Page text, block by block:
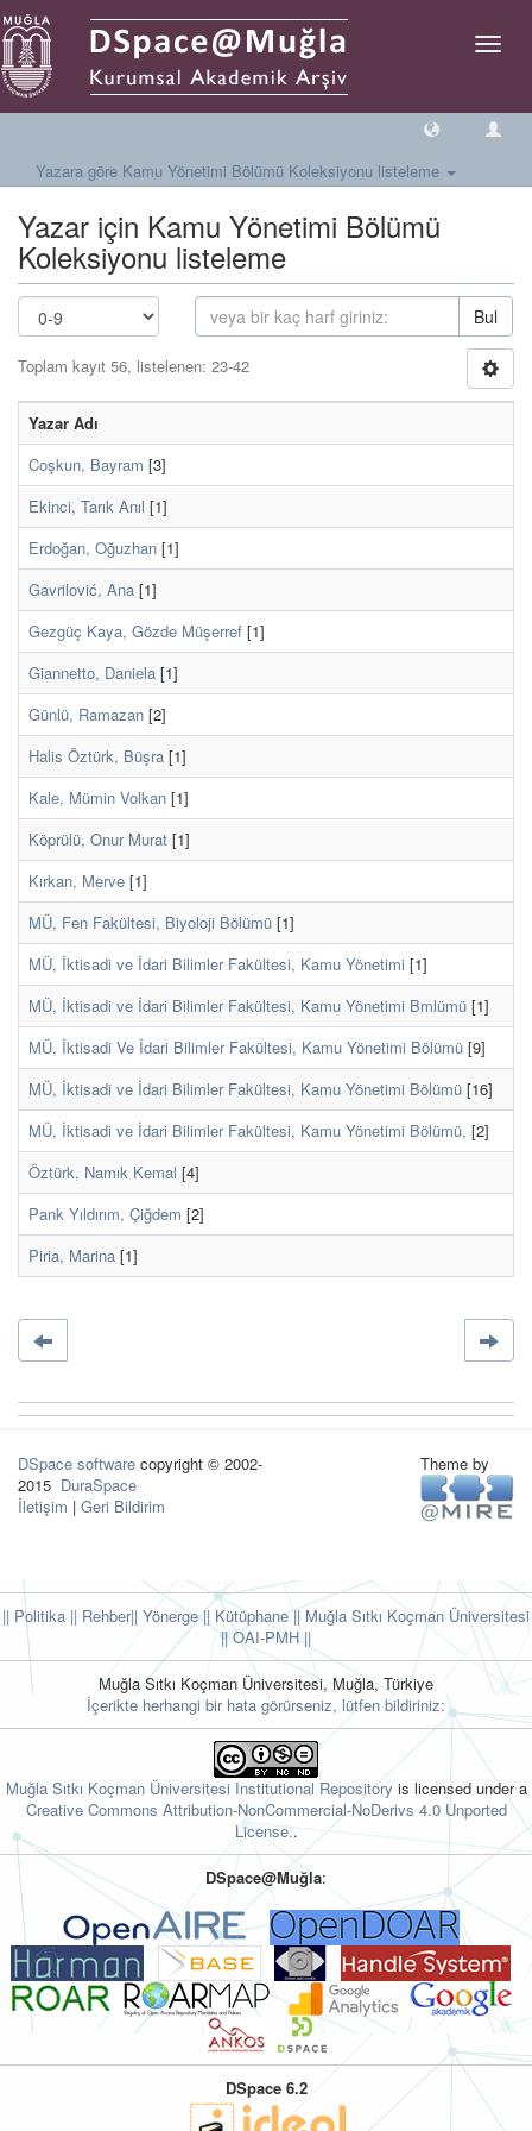
Geçiş
Yazara göre Kamu Yönetimi Bölümü Koleksiyonu listeleme
Yazar için Kamu Yönetimi Bölümü
Koleksiyonu listeleme
Bul
Toplam kayıt 56, listelenen: 23-42
Yazar Adı
Coşkun, Bayram [3]
Ekinci, Tarık Anıl [1]
Erdoğan, Oğuzhan [1]
Gavrilović, Ana [1]
Gezgüç Kaya, Gözde Müşerref [1]
Giannetto, Daniela [1]
Günlü, Ramazan [2]
Halis Öztürk, Büşra [1]
Kale, Mümin Volkan [1]
Köprülü, Onur Murat [1]
Kırkan, Merve [1]
MÜ, Fen Fakültesi, Biyoloji Bölümü [1]
MÜ, İktisadi ve İdari Bilimler Fakültesi, Kamu Yönetimi [1]
MÜ, İktisadi ve İdari Bilimler Fakültesi, Kamu Yönetimi Bmlümü [1]
MÜ, İktisadi Ve İdari Bilimler Fakültesi, Kamu Yönetimi Bölümü [9]
MÜ, İktisadi ve İdari Bilimler Fakültesi, Kamu Yönetimi Bölümü [16]
MÜ, İktisadi ve İdari Bilimler Fakültesi, Kamu Yönetimi Bölümü, [2]
Öztürk, Namık Kemal [4]
Pank Yıldırım, Çiğdem [2]
Piria, Marina [1]
DSpace software copyright © 2002-
2015 DuraSpace
İletişim | Geri Bildirim
Theme by
|| Politika || Rehber|| Yönerge|| Kütüphane|| Muğla Sıtkı Koçman Üniversitesi
||OAI-PMH ||
Muğla Sıtkı Koçman Üniversitesi, Muğla, Türkiye
İçerikte herhangi bir hata görürseniz, lütfen bildiriniz:
Muğla Sıtkı Koçman Üniversitesi Institutional Repository is licensed under a
Creative Commons Attribution-NonCommercial-NoDerivs 4.0 Unported
License..
DSpace@Muğla:
DSpace 6.2